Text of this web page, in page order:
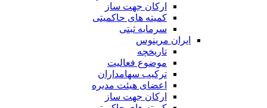
ارکان جهت ساز
کمیته های حاکمیتی
سرمایه ثبتی
ایران مرینوس
تاریخچه
موضوع فعالیت
ترکیب سهامداران
اعضای هیئت مدیره
ارکان جهت ساز